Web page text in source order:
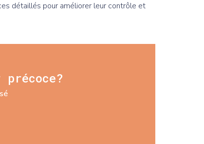
détaillés pour améliorer leur contrôle et